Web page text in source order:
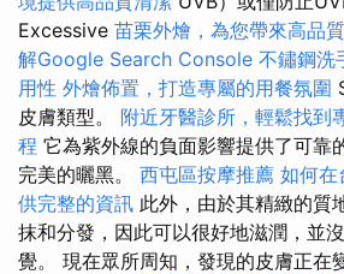
Excessive 苗栗外燴，為您帶來高品
解Google Search Console 不鏽鋼洗
用性 外燴佈置，打造專屬的用餐氛圍
皮膚類型。 附近牙醫診所，輕鬆找到
程 它為紫外線的負面影響提供了可靠
完美的曬黑。 西屯區按摩推薦 如何在
供完整的資訊 此外，由於其精緻的質
抹和分發，因此可以很好地滋潤，並
覺。 現在眾所周知，發現的皮膚正在